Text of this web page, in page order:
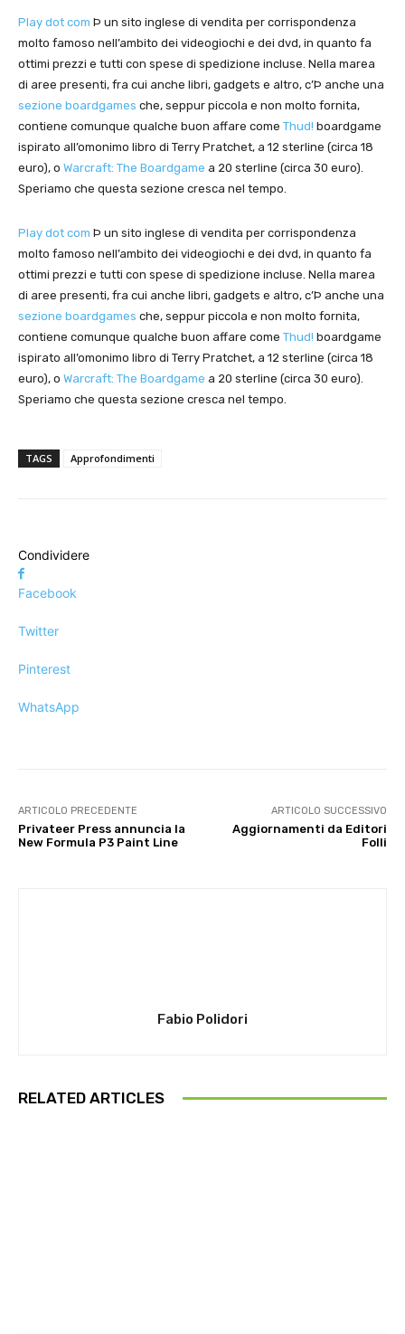
Play dot com Þ un sito inglese di vendita per corrispondenza
molto famoso nell’ambito dei videogiochi e dei dvd, in quanto fa
ottimi prezzi e tutti con spese di spedizione incluse. Nella marea
di aree presenti, fra cui anche libri, gadgets e altro, c’Þ anche una
sezione boardgames che, seppur piccola e non molto fornita,
contiene comunque qualche buon affare come Thud! boardgame
ispirato all’omonimo libro di Terry Pratchet, a 12 sterline (circa 18
euro), o Warcraft: The Boardgame a 20 sterline (circa 30 euro).
Speriamo che questa sezione cresca nel tempo.
Play dot com Þ un sito inglese di vendita per corrispondenza
molto famoso nell’ambito dei videogiochi e dei dvd, in quanto fa
ottimi prezzi e tutti con spese di spedizione incluse. Nella marea
di aree presenti, fra cui anche libri, gadgets e altro, c’Þ anche una
sezione boardgames che, seppur piccola e non molto fornita,
contiene comunque qualche buon affare come Thud! boardgame
ispirato all’omonimo libro di Terry Pratchet, a 12 sterline (circa 18
euro), o Warcraft: The Boardgame a 20 sterline (circa 30 euro).
Speriamo che questa sezione cresca nel tempo.
TAGS Approfondimenti
Condividere
Facebook
Twitter
Pinterest
WhatsApp
ARTICOLO PRECEDENTE
Privateer Press annuncia la
New Formula P3 Paint Line
ARTICOLO SUCCESSIVO
Aggiornamenti da Editori
Folli
Fabio Polidori
RELATED ARTICLES